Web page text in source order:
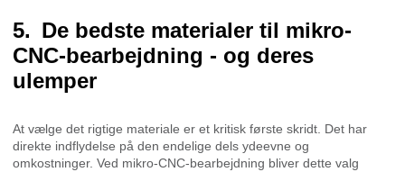
De bedste materialer til mikro-
CNC-bearbejdning - og deres
ulemper
At vælge det rigtige materiale er et kritisk første skridt. Det har
direkte indflydelse på den endelige dels ydeevne og
omkostninger. Ved mikro-CNC-bearbejdning bliver dette valg